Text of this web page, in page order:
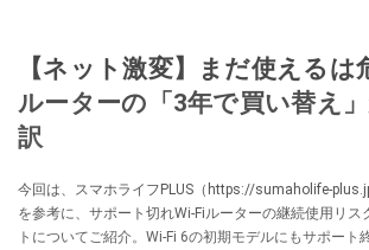
【ネット激変】まだ使えるは
ルーターの「3年で買い替え
訳
今回は、スマホライフPLUS（https://sumaholife-
を参考に、サポート切れWi-Fiルーターの継続使用リス
トについてご紹介。Wi-Fi 6の初期モデルにもサポート